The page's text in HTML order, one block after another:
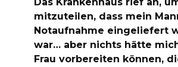
mitzuteilen, dass mein
Notaufnahme eingeliefert
war… aber nichts hätte
Frau vorbereiten können,